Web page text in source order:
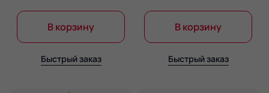
В корзину
Быстрый заказ
В корзину
Быстрый заказ